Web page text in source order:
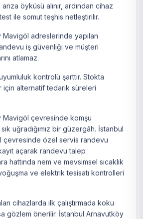
öyküsü alınır, ardından cihaz
ile somut teşhis netleştirilir.
adreslerinde yapılan
iş güvenliği ve müşteri
atlamaz.
kontrolü şarttır. Stokta
için alternatif tedarik süreleri
Mavigöl çevresinde komşu
uğradığımız bir güzergâh. İstanbul
çevresinde özel servis randevu
açarak randevu talep
hattında nem ve mevsimsel sıcaklık
ve elektrik tesisatı kontrolleri
cihazlarda ilk çalıştırmada koku
gözlem önerilir. İstanbul Arnavutköy